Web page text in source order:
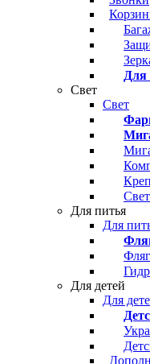
Для
Свет
Свет
Для питья
Для
Для детей
Для